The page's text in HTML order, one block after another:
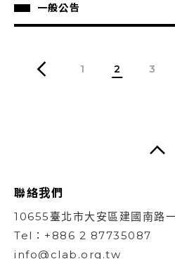
一般公告
1 2 3
聯絡我們
10655臺北市大安區建國南路
Tel：+886 2 87735087
info@clab.org.tw